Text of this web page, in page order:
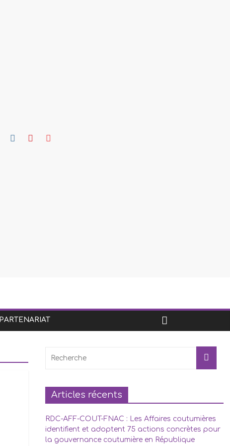
PARTENARIAT
Articles récents
RDC-AFF-COUT-FNAC : Les Affaires coutumières
identifient et adoptent 75 actions concrètes pour
la gouvernance coutumière en République